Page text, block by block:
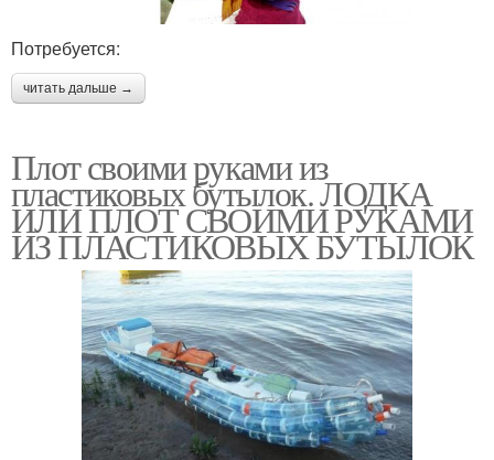
Потребуется:
читать дальше →
Плот своими руками из
пластиковых бутылок. ЛОДКА
ИЛИ ПЛОТ СВОИМИ РУКАМИ
ИЗ ПЛАСТИКОВЫХ БУТЫЛОК